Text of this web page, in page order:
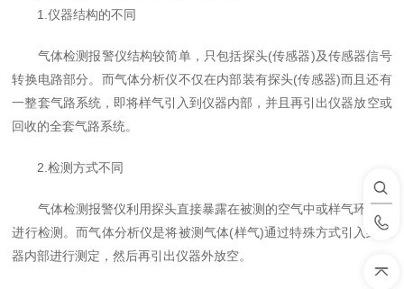
1.仪器结构的不同
气体检测报警仪结构较简单，只包括探头(传感器)及传感器信号
转换电路部分。而气体分析仪不仅在内部装有探头(传感器)而且还有
一整套气路系统，即将样气引入到仪器内部，并且再引出仪器放空或
回收的全套气路系统。
2.检测方式不同
气体检测报警仪利用探头直接暴露在被测的空气中或样气环境中
进行检测。而气体分析仪是将被测气体(样气)通过特殊方式引入到仪
器内部进行测定，然后再引出仪器外放空。